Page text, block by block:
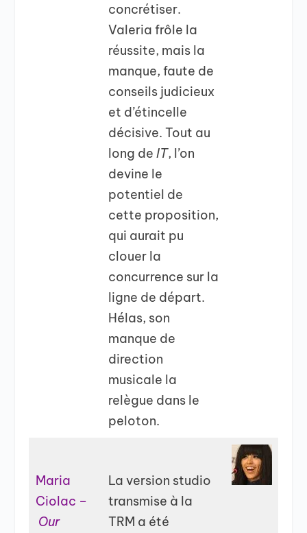
concrétiser.
Valeria frôle la
réussite, mais la
manque, faute de
conseils judicieux
et d’étincelle
décisive. Tout au
long deIT, l’on
devine le
potentiel de
cette proposition,
qui aurait pu
clouer la
concurrence sur la
ligne de départ.
Hélas, son
manque de
direction
musicale la
relègue dans le
peloton.
Maria
Ciolac –
Our
La version studio
transmise à la
TRM a été